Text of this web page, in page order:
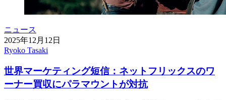
ニュース
2025年12月12日
Ryoko Tasaki
世界マーケティング短信：ネットフリックスのワ
ーナー買収にパラマウントが対抗